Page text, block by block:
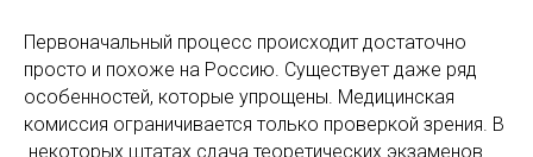
Первоначальный процесс происходит достаточно
просто и похоже на Россию. Существует даже ряд
особенностей, которые упрощены. Медицинская
комиссия ограничивается только проверкой зрения. В
некоторых штатах сдача теоретических экзаменов